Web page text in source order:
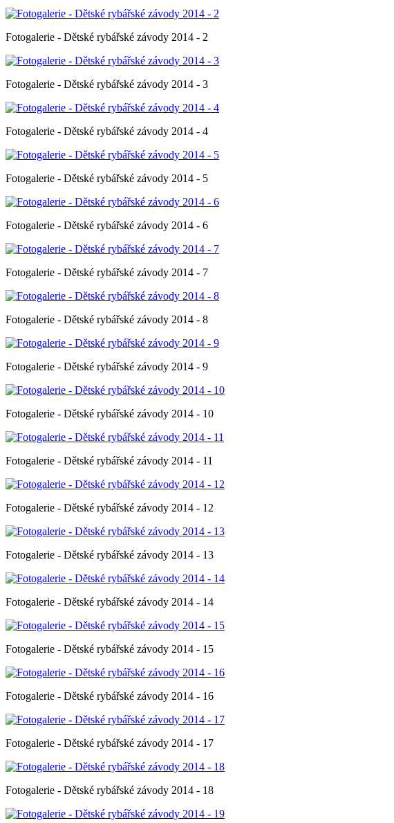
Fotogalerie - Dětské rybářské závody 2014 - 2
Fotogalerie - Dětské rybářské závody 2014 - 3
Fotogalerie - Dětské rybářské závody 2014 - 4
Fotogalerie - Dětské rybářské závody 2014 - 5
Fotogalerie - Dětské rybářské závody 2014 - 6
Fotogalerie - Dětské rybářské závody 2014 - 7
Fotogalerie - Dětské rybářské závody 2014 - 8
Fotogalerie - Dětské rybářské závody 2014 - 9
Fotogalerie - Dětské rybářské závody 2014 - 10
Fotogalerie - Dětské rybářské závody 2014 - 11
Fotogalerie - Dětské rybářské závody 2014 - 12
Fotogalerie - Dětské rybářské závody 2014 - 13
Fotogalerie - Dětské rybářské závody 2014 - 14
Fotogalerie - Dětské rybářské závody 2014 - 15
Fotogalerie - Dětské rybářské závody 2014 - 16
Fotogalerie - Dětské rybářské závody 2014 - 17
Fotogalerie - Dětské rybářské závody 2014 - 18